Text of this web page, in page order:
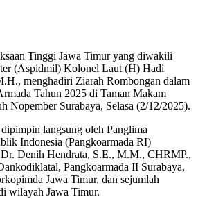
Tinggi Jawa Timur yang diwakili
(Aspidmil) Kolonel Laut (H) Hadi
menghadiri Ziarah Rombongan dalam
Tahun 2025 di Taman Makam
Nopember Surabaya, Selasa (2/12/2025).
langsung oleh Panglima
Indonesia (Pangkoarmada RI)
Denih Hendrata, S.E., M.M., CHRMP.,
Pangkoarmada II Surabaya,
Jawa Timur, dan sejumlah
wilayah Jawa Timur.